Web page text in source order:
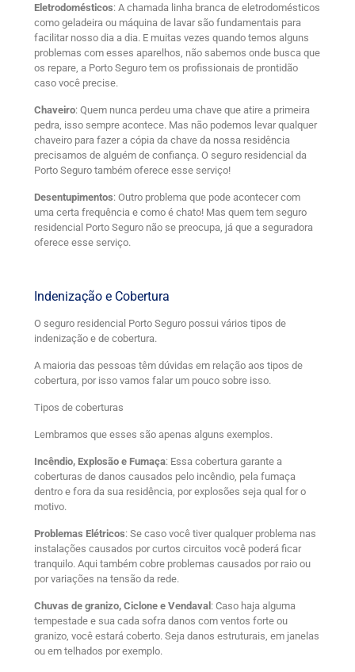
Eletrodomésticos: A chamada linha branca de eletrodomésticos
como geladeira ou máquina de lavar são fundamentais para
facilitar nosso dia a dia. E muitas vezes quando temos alguns
problemas com esses aparelhos, não sabemos onde busca que
os repare, a Porto Seguro tem os profissionais de prontidão
caso você precise.
Chaveiro: Quem nunca perdeu uma chave que atire a primeira
pedra, isso sempre acontece. Mas não podemos levar qualquer
chaveiro para fazer a cópia da chave da nossa residência
precisamos de alguém de confiança. O seguro residencial da
Porto Seguro também oferece esse serviço!
Desentupimentos: Outro problema que pode acontecer com
uma certa frequência e como é chato! Mas quem tem seguro
residencial Porto Seguro não se preocupa, já que a seguradora
oferece esse serviço.
Indenização e Cobertura
O seguro residencial Porto Seguro possui vários tipos de
indenização e de cobertura.
A maioria das pessoas têm dúvidas em relação aos tipos de
cobertura, por isso vamos falar um pouco sobre isso.
Tipos de coberturas
Lembramos que esses são apenas alguns exemplos.
Incêndio, Explosão e Fumaça: Essa cobertura garante a
coberturas de danos causados pelo incêndio, pela fumaça
dentro e fora da sua residência, por explosões seja qual for o
motivo.
Problemas Elétricos: Se caso você tiver qualquer problema nas
instalações causados por curtos circuitos você poderá ficar
tranquilo. Aqui também cobre problemas causados por raio ou
por variações na tensão da rede.
Chuvas de granizo, Ciclone e Vendaval : Caso haja alguma
tempestade e sua cada sofra danos com ventos forte ou
granizo, você estará coberto. Seja danos estruturais, em janelas
ou em telhados por exemplo.